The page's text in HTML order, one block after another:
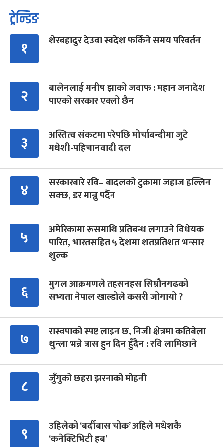
ट्रेन्डिङ
१ शेरबहादुर देउवा स्वदेश फर्किने समय परिवर्तन
२
बालेनलाई मनीष झाको जवाफ : महान जनादेश
पाएको सरकार एक्लो छैन
३
अस्तित्व संकटमा परेपछि मोर्चाबन्दीमा जुटे
मधेशी-पहिचानवादी दल
४
सरकारबारे रवि– बादलको टुक्रामा जहाज हल्लिन
सक्छ, डर मान्नु पर्दैन
५
अमेरिकामा रूसमाथि प्रतिबन्ध लगाउने विधेयक
पारित, भारतसहित ५ देशमा शतप्रतिशत भन्सार
शुल्क
६
मुगल आक्रमणले तहसनहस सिम्रौनगढको
सभ्यता नेपाल खाल्डोले कसरी जोगायो ?
७
रास्वपाको स्पष्ट लाइन छ, निजी क्षेत्रमा कतिबेला
थुन्ला भन्ने त्रास हुन दिन हुँदैन : रवि लामिछाने
८ जुँगुको छहरा झरनाको मोहनी
९
उहिलेको ‘बर्दीबास चोक’ अहिले मधेशकै
‘कनेक्टिभिटी हब’